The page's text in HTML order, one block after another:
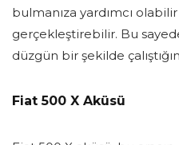
bulmanıza yardımcı
gerçekleştirebilir. Bu
düzgün bir şekilde
Fiat 500 X Aküsü